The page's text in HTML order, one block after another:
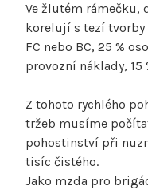
Ve žlutém rámečku,
korelují s tezí tvorby
FC nebo BC, 25 %
provozní náklady, 15
Z tohoto rychlého
tržeb musíme
pohostinství při
tisíc čistého.
Jako mzda pro